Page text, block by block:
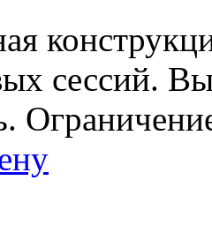
сессий.